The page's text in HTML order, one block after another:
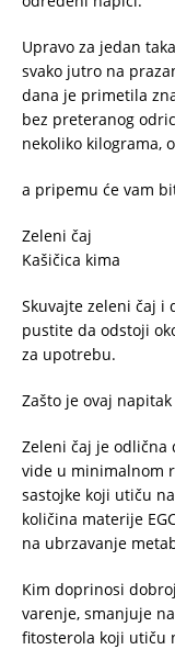
Upravo za jedan
svako jutro na
dana je primetila
bez preteranog
nekoliko kilograma,
a pripemu će vam
Zeleni čaj
Kašičica kima
Skuvajte zeleni čaj i
pustite da odstoji
za upotrebu.
Zašto je ovaj
Zeleni čaj je odlična
vide u minimalnom
sastojke koji utiču
količina materije
na ubrzavanje
Kim doprinosi
varenje, smanjuje
fitosterola koji utiču